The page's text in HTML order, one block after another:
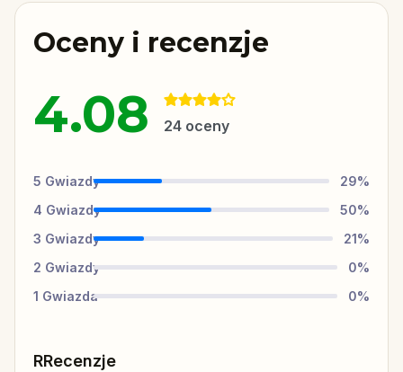
Oceny i recenzje
4.08 24 oceny
5 Gwiazdy 29%
4 Gwiazdy 50%
3 Gwiazdy 21%
2 Gwiazdy 0%
1 Gwiazda 0%
RRecenzje